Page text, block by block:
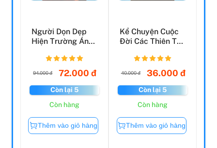
Người Dọn Dẹp
Hiện Trường Án
94.000 đ 72.000 đ
Còn lại 5
Còn hàng
Thêm vào giỏ hàng
Kể Chuyện Cuộc
Đời Các Thiên Tài:
40.000 đ 36.000 đ
Còn lại 5
Còn hàng
Thêm vào giỏ hàng